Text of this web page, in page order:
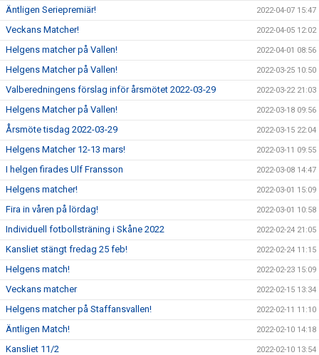
Äntligen Seriepremiär! 2022-04-07 15:47
Veckans Matcher! 2022-04-05 12:02
Helgens matcher på Vallen! 2022-04-01 08:56
Helgens Matcher på Vallen! 2022-03-25 10:50
Valberedningens förslag inför årsmötet 2022-03-29 2022-03-22 21:03
Helgens Matcher på Vallen! 2022-03-18 09:56
Årsmöte tisdag 2022-03-29 2022-03-15 22:04
Helgens Matcher 12-13 mars! 2022-03-11 09:55
I helgen firades Ulf Fransson 2022-03-08 14:47
Helgens matcher! 2022-03-01 15:09
Fira in våren på lördag! 2022-03-01 10:58
Individuell fotbollsträning i Skåne 2022 2022-02-24 21:05
Kansliet stängt fredag 25 feb! 2022-02-24 11:15
Helgens match! 2022-02-23 15:09
Veckans matcher 2022-02-15 13:34
Helgens matcher på Staffansvallen! 2022-02-11 11:10
Äntligen Match! 2022-02-10 14:18
Kansliet 11/2 2022-02-10 13:54